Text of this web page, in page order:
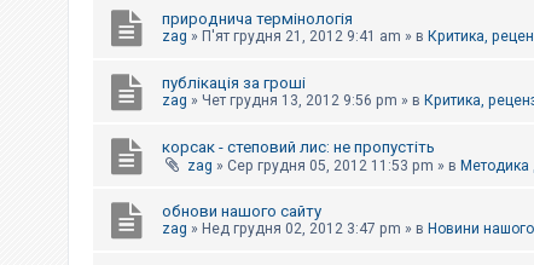
природнича термінологія
zag » П'ят грудня 21, 2012 9:41 am » в Критика,
публікація за гроші
zag » Чет грудня 13, 2012 9:56 pm » в Критика,
корсак - степовий лис: не пропустіть
zag » Сер грудня 05, 2012 11:53 pm » в Методика
обнови нашого сайту
zag » Нед грудня 02, 2012 3:47 pm » в Новини